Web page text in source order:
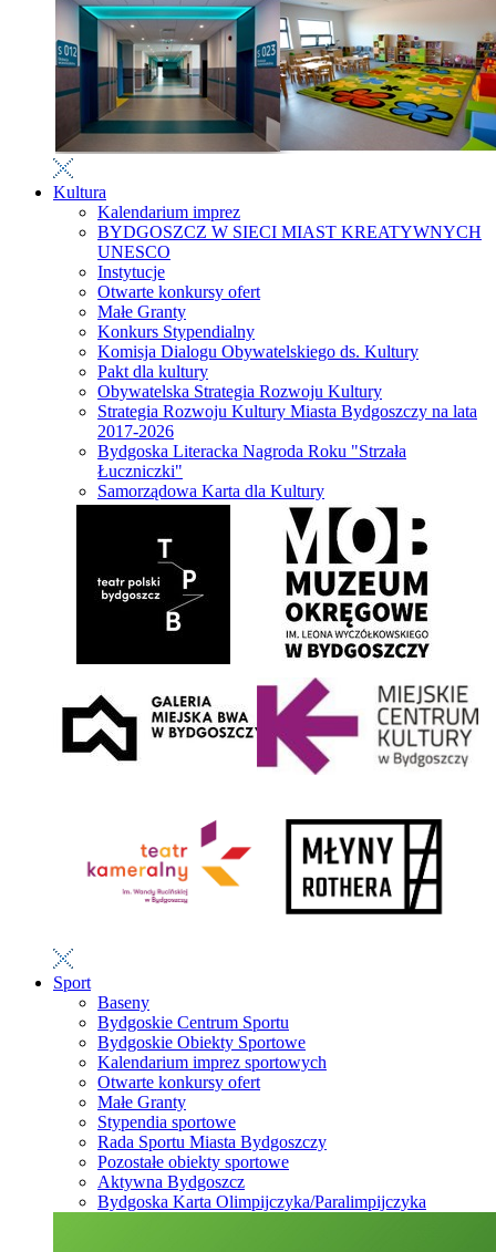
Kultura
Kalendarium imprez
BYDGOSZCZ W SIECI MIAST KREATYWNYCH
UNESCO
Instytucje
Otwarte konkursy ofert
Małe Granty
Konkurs Stypendialny
Komisja Dialogu Obywatelskiego ds. Kultury
Pakt dla kultury
Obywatelska Strategia Rozwoju Kultury
Strategia Rozwoju Kultury Miasta Bydgoszczy na lata
2017-2026
Bydgoska Literacka Nagroda Roku "Strzała
Łuczniczki"
Samorządowa Karta dla Kultury
Sport
Baseny
Bydgoskie Centrum Sportu
Bydgoskie Obiekty Sportowe
Kalendarium imprez sportowych
Otwarte konkursy ofert
Małe Granty
Stypendia sportowe
Rada Sportu Miasta Bydgoszczy
Pozostałe obiekty sportowe
Aktywna Bydgoszcz
Bydgoska Karta Olimpijczyka/Paralimpijczyka